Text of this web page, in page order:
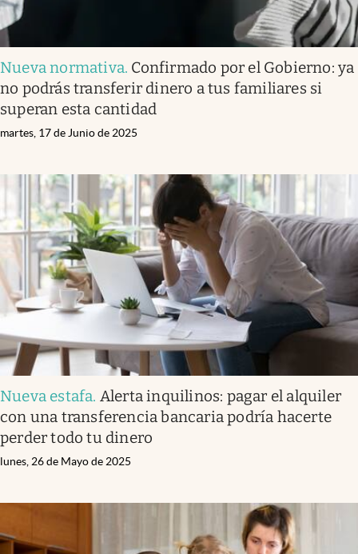
Nueva normativa. Confirmado por el Gobierno: ya
no podrás transferir dinero a tus familiares si
superan esta cantidad
martes, 17 de Junio de 2025
Nueva estafa. Alerta inquilinos: pagar el alquiler
con una transferencia bancaria podría hacerte
perder todo tu dinero
lunes, 26 de Mayo de 2025